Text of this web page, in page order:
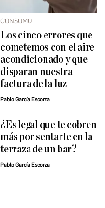
CONSUMO
Los cinco errores que
cometemos con el aire
acondicionado y que
disparan nuestra
factura de la luz
Pablo García Escorza
¿Es legal que te cobren
más por sentarte en la
terraza de un bar?
Pablo García Escorza